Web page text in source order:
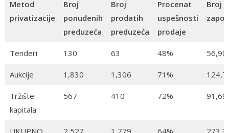
Metod
privatizacije
Broj
ponuđenih
preduzeća
Broj
prodatih
preduzeća
Procenat
uspešnosti
prodaje
Broj
Tenderi 130 63 48%
Aukcije 1,830 1,306 71%
Tržište
kapitala
567 410 72%
UKUPNO 2,527 1,779 64%